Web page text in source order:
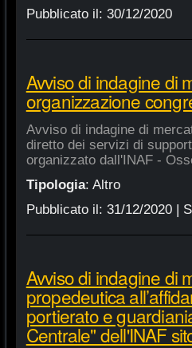
Pubblicato il: 30/12/2020
Avviso di indagine di
organizzazione
Avviso di indagine di
diretto dei servizi di
organizzato dall'INAF -
Tipologia: Altro
Pubblicato il: 31/12/2020|
Avviso di indagine di
propedeutica
portierato e
Centrale" dell'INAF